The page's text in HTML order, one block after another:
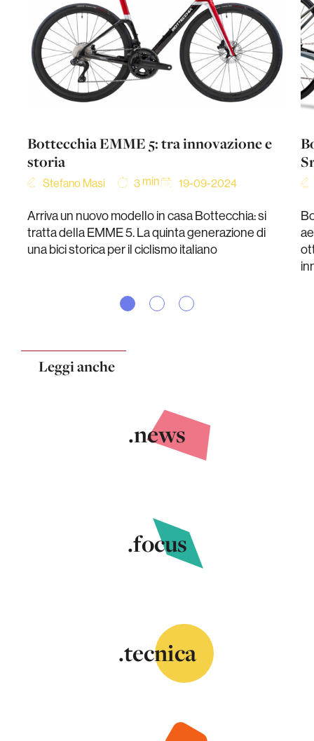
Bottecchia EMME 5: tra innovazione e
storia
Stefano Masi 3 min 19-09-2024
Arriva un nuovo modello in casa Bottecchia: si
tratta della EMME 5. La quinta generazione di
una bici storica per il ciclismo italiano
Leggi anche
.news
.focus
.tecnica